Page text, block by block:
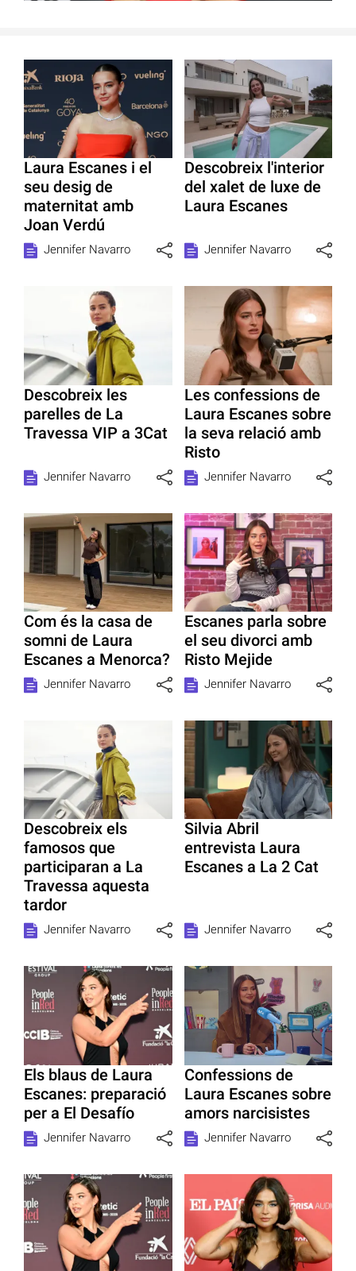
Laura Escanes i el
seu desig de
maternitat amb
Joan Verdú
Jennifer Navarro
Descobreix l'interior
del xalet de luxe de
Laura Escanes
Jennifer Navarro
Descobreix les
parelles de La
Travessa VIP a 3Cat
Jennifer Navarro
Les confessions de
Laura Escanes sobre
la seva relació amb
Risto
Jennifer Navarro
Com és la casa de
somni de Laura
Escanes a Menorca?
Jennifer Navarro
Escanes parla sobre
el seu divorci amb
Risto Mejide
Jennifer Navarro
Descobreix els
famosos que
participaran a La
Travessa aquesta
tardor
Jennifer Navarro
Silvia Abril
entrevista Laura
Escanes a La 2 Cat
Jennifer Navarro
Els blaus de Laura
Escanes: preparació
per a El Desafío
Jennifer Navarro
Confessions de
Laura Escanes sobre
amors narcisistes
Jennifer Navarro